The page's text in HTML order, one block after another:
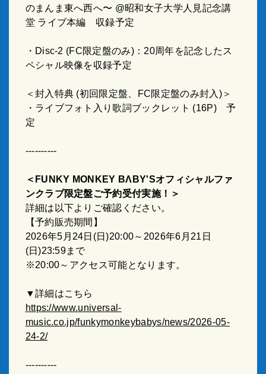
のまんま東へ西へ〜 @昭和女子大学人見記念講
堂 ライブ本編 収録予定
・ Disc-2 (FC限定盤のみ) ： 20周年を記念したス
ペシャル映像を収録予定
＜封入特典 (初回限定盤、 FC限定盤のみ封入 )＞
・ライブフォト入り歌詞ブックレット (16P)予
定
----------
＜ FUNKY MONKEY BΛBY'Sオフィシャルファ
ンクラブ限定盤ご予約受付実施！＞
詳細は以下よりご確認ください。
【予約販売期間】
2026年5 月 24日 (日)20:00～ 2026年6 月 21 日
(日)23:59まで
※20:00～アクセス可能となります。
▼詳細はこちら
https://www.universal-
music.co.jp/funkymonkeybabys/news/2026-05-
24-2/
----------